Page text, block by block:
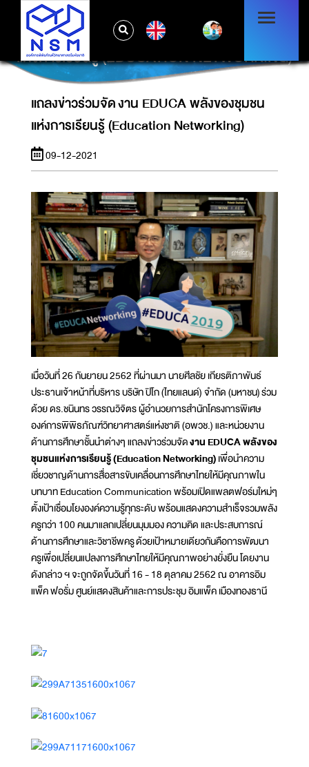
แถลงข่าวร่วมจัด งาน EDUCA พลังของชุมชน
แห่งการเรียนรู้ (EDUCATION NETWORKING)
แถลงข่าวร่วมจัด งาน EDUCA พลังของชุมชน
แห่งการเรียนรู้ (Education Networking)
09-12-2021
เมื่อวันที่ 26 กันยายน 2562 ที่ผ่านมา นายศีลชัย เกียรติภาพันธ์
ประธานเจ้าหน้าที่บริหาร บริษัท ปิโก (ไทยแลนด์) จำกัด (มหาชน) ร่วม
ด้วย ดร.ชนินทร วรรณวิจิตร ผู้อำนวยการสำนักโครงการพิเศษ
องค์การพิพิธภัณฑ์วิทยาศาสตร์แห่งชาติ (อพวช.) และหน่วยงาน
ด้านการศึกษาชั้นนำต่างๆ แถลงข่าวร่วมจัดงาน EDUCA พลังของ
ชุมชนแห่งการเรียนรู้ (Education Networking)เพื่อนำความ
เชี่ยวชาญด้านการสื่อสารขับเคลื่อนการศึกษาไทยให้มีคุณภาพใน
บทบาท Education Communication พร้อมเปิดแพลตฟอร์มใหม่ๆ
ตั้งเป้าเชื่อมโยงองค์ความรู้ทุกระดับ พร้อมแสดงความสำเร็จรวมพลัง
ครูกว่า 100 คนมาแลกเปลี่ยนมุมมอง ความคิด และประสบการณ์
ด้านการศึกษาและวิชาชีพครู ด้วยเป้าหมายเดียวกันคือการพัฒนา
ครูเพื่อเปลี่ยนแปลงการศึกษาไทยให้มีคุณภาพอย่างยั่งยืน โดยงาน
ดังกล่าว ฯ จะถูกจัดขึ้นวันที่ 16 - 18 ตุลาคม 2562 ณ อาคารอิม
แพ็ค ฟอรั่ม ศูนย์แสดงสินค้าและการประชุม อิมแพ็ค เมืองทองธานี